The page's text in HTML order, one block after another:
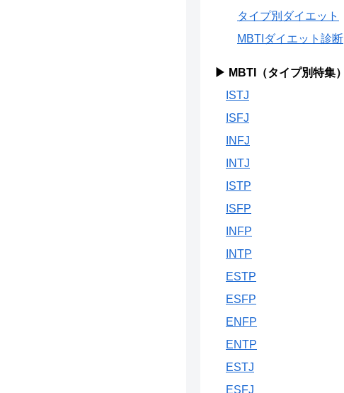
タイプ別ダイエット
MBTIダイエット診断
▶ MBTI（タイプ別特集）
ISTJ
ISFJ
INFJ
INTJ
ISTP
ISFP
INFP
INTP
ESTP
ESFP
ENFP
ENTP
ESTJ
ESFJ